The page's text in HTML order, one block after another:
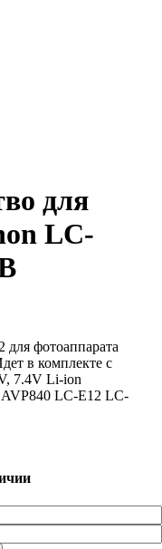
для
LC-
для фотоаппарата
в комплекте с
7.4V Li-ion
LC-E12 LC-